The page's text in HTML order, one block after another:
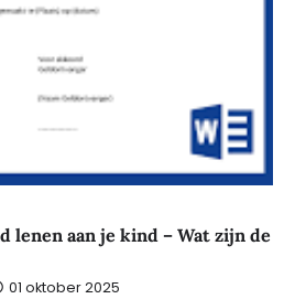
lenen aan je kind – Wat zijn de
01 oktober 2025